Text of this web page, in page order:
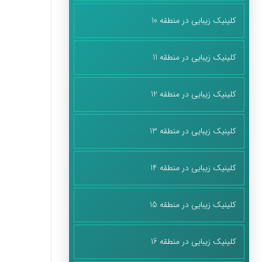
کلینیک زیبایی در منطقه 10
کلینیک زیبایی در منطقه 11
کلینیک زیبایی در منطقه 12
کلینیک زیبایی در منطقه 13
کلینیک زیبایی در منطقه 14
کلینیک زیبایی در منطقه 15
کلینیک زیبایی در منطقه 16